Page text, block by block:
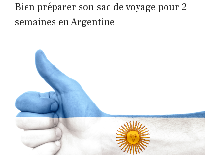
Bien préparer son sac de voyage pour 2
semaines en Argentine